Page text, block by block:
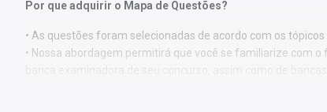
Por que adquirir o Mapa de Questões?
• As questões foram selecionadas de acordo com os tópicos
• Nossa abordagem permitirá que você se familiarize com
nas provas, direcionando seu foco de estudo para áreas de